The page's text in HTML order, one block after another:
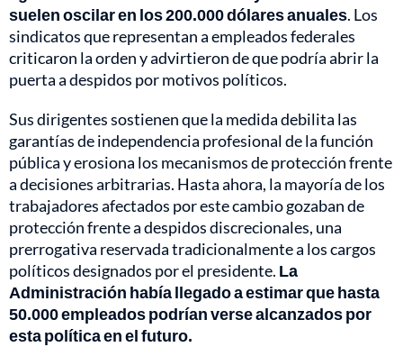
suelen oscilar en los 200.000 dólares anuales. Los
sindicatos que representan a empleados federales
criticaron la orden y advirtieron de que podría abrir la
puerta a despidos por motivos políticos.
Sus dirigentes sostienen que la medida debilita las
garantías de independencia profesional de la función
pública y erosiona los mecanismos de protección frente
a decisiones arbitrarias. Hasta ahora, la mayoría de los
trabajadores afectados por este cambio gozaban de
protección frente a despidos discrecionales, una
prerrogativa reservada tradicionalmente a los cargos
políticos designados por el presidente. La
Administración había llegado a estimar que hasta
50.000 empleados podrían verse alcanzados por
esta política en el futuro.